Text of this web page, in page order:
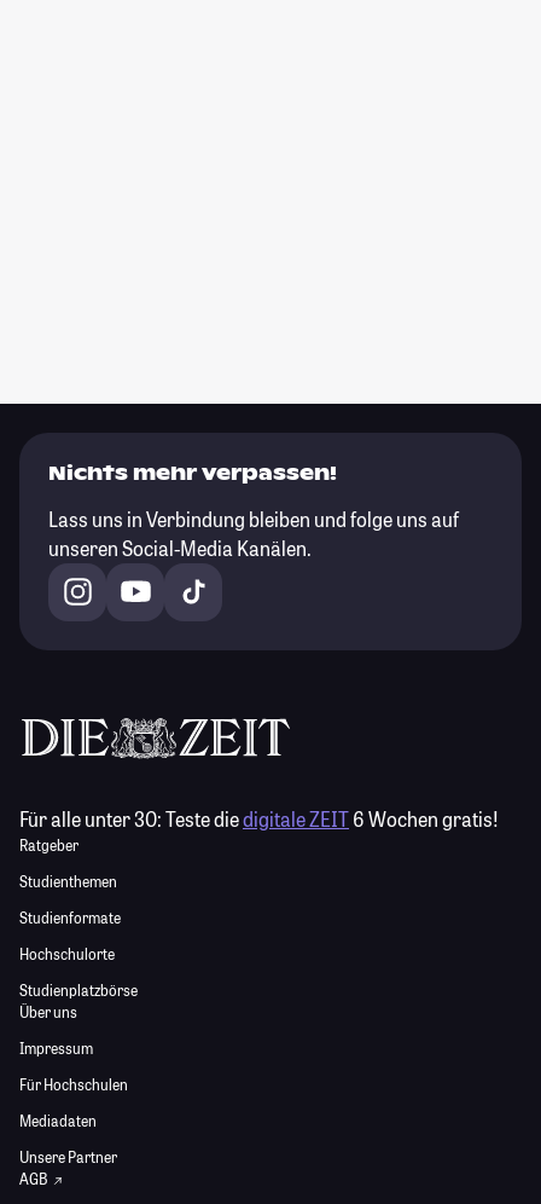
Nichts mehr verpassen!
Lass uns in Verbindung bleiben und folge uns auf
unseren Social-Media Kanälen.
Für alle unter 30:Teste diedigitale ZEIT6 Wochen gratis!
Ratgeber
Studienthemen
Studienformate
Hochschulorte
Studienplatzbörse
Über uns
Impressum
Für Hochschulen
Mediadaten
Unsere Partner
AGB